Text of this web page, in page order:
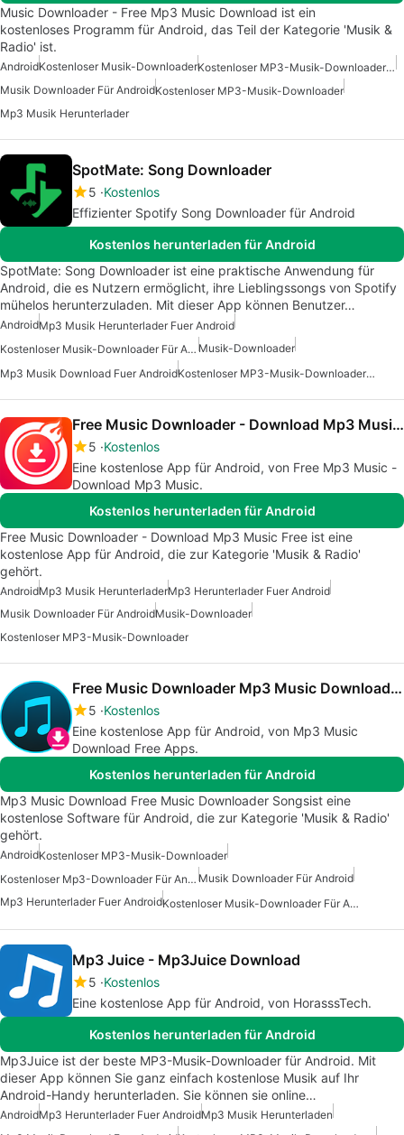
Music Downloader - Free Mp3 Music Download ist ein
kostenloses Programm für Android, das Teil der Kategorie 'Musik &
Radio' ist.
AndroidKostenloser Musik-Downloader
Kostenloser MP3-Musik-Downloader Für Android
Musik Downloader Für AndroidKostenloser MP3-Musik-Downloader
Mp3 Musik Herunterlader
SpotMate: Song Downloader
5 Kostenlos
Effizienter Spotify Song Downloader für Android
Kostenlos herunterladen für Android
SpotMate: Song Downloader ist eine praktische Anwendung für
Android, die es Nutzern ermöglicht, ihre Lieblingssongs von Spotify
mühelos herunterzuladen. Mit dieser App können Benutzer…
AndroidMp3 Musik Herunterlader Fuer Android
Kostenloser Musik-Downloader Für Android Musik-Downloader
Mp3 Musik Download Fuer Android
Kostenloser MP3-Musik-Downloader Für Android
Free Music Downloader - Download Mp3 Music Free
5 Kostenlos
Eine kostenlose App für Android, von Free Mp3 Music -
Download Mp3 Music.
Kostenlos herunterladen für Android
Free Music Downloader - Download Mp3 Music Free ist eine
kostenlose App für Android, die zur Kategorie 'Musik & Radio'
gehört.
AndroidMp3 Musik HerunterladerMp3 Herunterlader Fuer Android
Musik Downloader Für AndroidMusik-Downloader
Kostenloser MP3-Musik-Downloader
Free Music Downloader Mp3 Music Download Song
5 Kostenlos
Eine kostenlose App für Android, von Mp3 Music
Download Free Apps.
Kostenlos herunterladen für Android
Mp3 Music Download Free Music Downloader Songsist eine
kostenlose Software für Android, die zur Kategorie 'Musik & Radio'
gehört.
AndroidKostenloser MP3-Musik-Downloader
Kostenloser Mp3-Downloader Für Android Musik Downloader Für Android
Mp3 Herunterlader Fuer Android
Kostenloser Musik-Downloader Für Android
Mp3 Juice - Mp3Juice Download
5 Kostenlos
Eine kostenlose App für Android, von HorasssTech.
Kostenlos herunterladen für Android
Mp3Juice ist der beste MP3-Musik-Downloader für Android. Mit
dieser App können Sie ganz einfach kostenlose Musik auf Ihr
Android-Handy herunterladen. Sie können sie online…
AndroidMp3 Herunterlader Fuer AndroidMp3 Musik Herunterladen